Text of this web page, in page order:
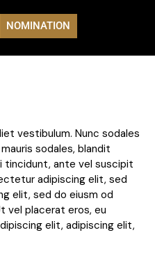
NOMINATION
vestibulum. Nunc sodales
sodales, blandit
tincidunt, ante vel suscipit
adipiscing elit, sed
elit, sed do eiusm od
vel placerat eros, eu
elit, adipiscing elit,